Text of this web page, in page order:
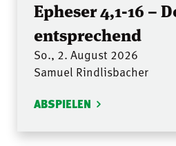
Epheser 4,1-16 –
entsprechend
So., 2. August 2026
Samuel Rindlisbacher
ABSPIELEN